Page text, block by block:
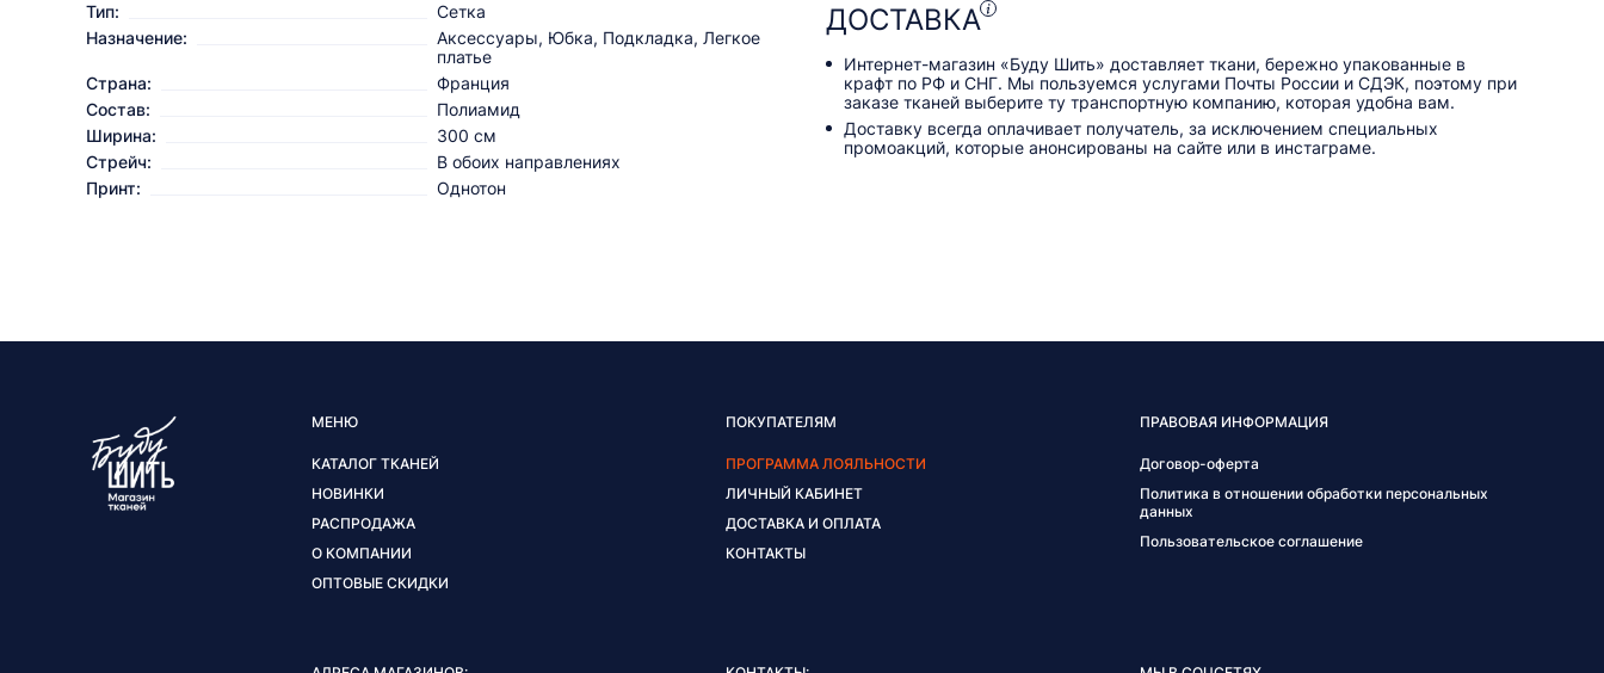
Тип:
Сетка
Назначение:
Аксессуары, Юбка, Подкладка, Легкое
платье
Страна:
Франция
Состав:
Полиамид
Ширина:
300 см
Стрейч:
В обоих направлениях
Принт:
Однотон
ДОСТАВКА
Интернет-магазин «Буду Шить» доставляет ткани, бережно упакованные в
крафт по РФ и СНГ. Мы пользуемся услугами Почты России и СДЭК, поэтому при
заказе тканей выберите ту транспортную компанию, которая удобна вам.
Доставку всегда оплачивает получатель, за исключением специальных
промоакций, которые анонсированы на сайте или в инстаграме.
МЕНЮ
КАТАЛОГ ТКАНЕЙ
НОВИНКИ
РАСПРОДАЖА
О КОМПАНИИ
ОПТОВЫЕ СКИДКИ
ПОКУПАТЕЛЯМ
ПРОГРАММА ЛОЯЛЬНОСТИ
ЛИЧНЫЙ КАБИНЕТ
ДОСТАВКА И ОПЛАТА
КОНТАКТЫ
ПРАВОВАЯ ИНФОРМАЦИЯ
Договор-оферта
Политика в отношении обработки персональных
данных
Пользовательское соглашение